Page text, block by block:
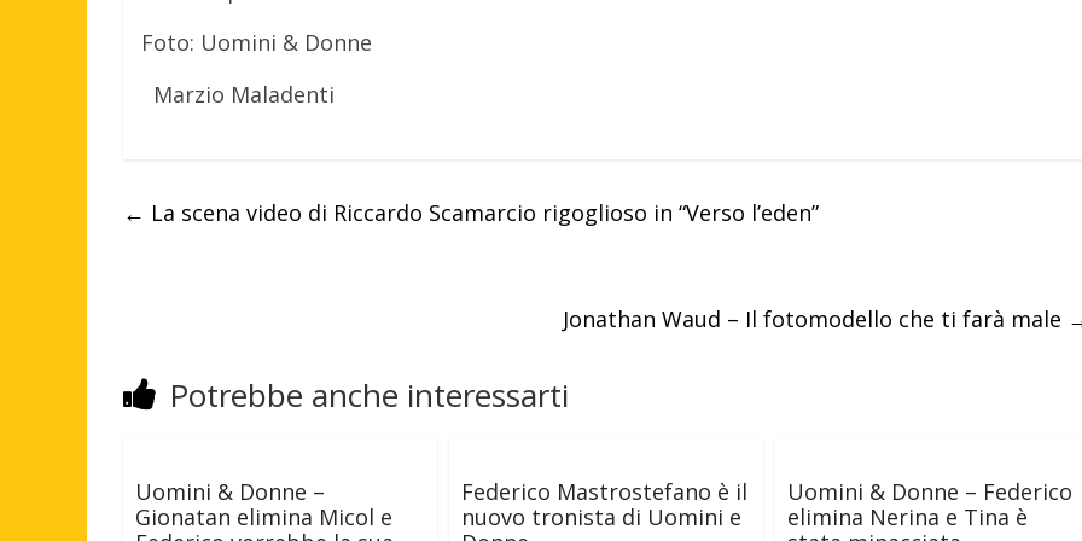
Foto: Uomini & Donne
Marzio Maladenti
← La scena video di Riccardo Scamarcio rigoglioso in “Verso l’eden”
Jonathan Waud – Il fotomodello che ti farà male
Potrebbe anche interessarti
Uomini & Donne –
Gionatan elimina Micol e
Federico Mastrostefano è il
nuovo tronista di Uomini e
Uomini & Donne – Federico
elimina Nerina e Tina è